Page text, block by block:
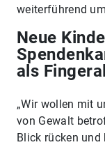
weiterführend
Neue
als
„Wir wollen mit
von Gewalt
Blick rücken und